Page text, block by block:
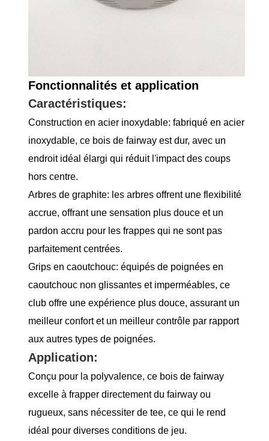
Fonctionnalités et application
Caractéristiques:
Construction en acier inoxydable: fabriqué en acier
inoxydable, ce bois de fairway est dur, avec un
endroit idéal élargi qui réduit l'impact des coups
hors centre.
Arbres de graphite: les arbres offrent une flexibilité
accrue, offrant une sensation plus douce et un
pardon accru pour les frappes qui ne sont pas
parfaitement centrées.
Grips en caoutchouc: équipés de poignées en
caoutchouc non glissantes et imperméables, ce
club offre une expérience plus douce, assurant un
meilleur confort et un meilleur contrôle par rapport
aux autres types de poignées.
Application:
Conçu pour la polyvalence, ce bois de fairway
excelle à frapper directement du fairway ou
rugueux, sans nécessiter de tee, ce qui le rend
idéal pour diverses conditions de jeu.